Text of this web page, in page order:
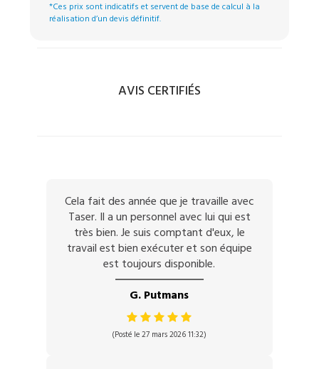
*Ces prix sont indicatifs et servent de base de calcul à la
réalisation d’un devis définitif.
AVIS CERTIFIÉS
Cela fait des année que je travaille avec
Taser. Il a un personnel avec lui qui est
très bien. Je suis comptant d'eux, le
travail est bien exécuter et son équipe
est toujours disponible.
G. Putmans
(Posté le 27 mars 2026 11:32)